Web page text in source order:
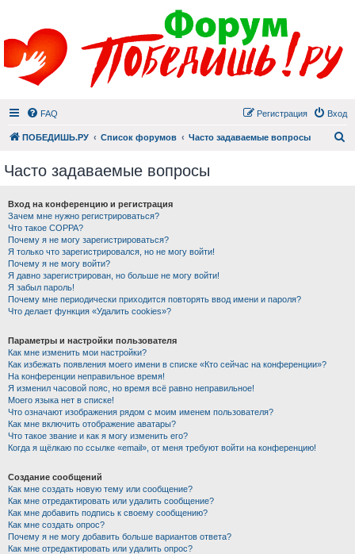
FAQ Вход
Регистрация
ПОБЕДИШЬ.РУ Список форумов Часто задаваемые вопросы
Часто задаваемые вопросы
Вход на конференцию и регистрация
Зачем мне нужно регистрироваться?
Что такое COPPA?
Почему я не могу зарегистрироваться?
Я только что зарегистрировался, но не могу войти!
Почему я не могу войти?
Я давно зарегистрирован, но больше не могу войти!
Я забыл пароль!
Почему мне периодически приходится повторять ввод имени и пароля?
Что делает функция «Удалить cookies»?
Параметры и настройки пользователя
Как мне изменить мои настройки?
Как избежать появления моего имени в списке «Кто сейчас на конференции»?
На конференции неправильное время!
Я изменил часовой пояс, но время всё равно неправильное!
Моего языка нет в списке!
Что означают изображения рядом с моим именем пользователя?
Как мне включить отображение аватары?
Что такое звание и как я могу изменить его?
Когда я щёлкаю по ссылке «email», от меня требуют войти на конференцию!
Создание сообщений
Как мне создать новую тему или сообщение?
Как мне отредактировать или удалить сообщение?
Как мне добавить подпись к своему сообщению?
Как мне создать опрос?
Почему я не могу добавить больше вариантов ответа?
Как мне отредактировать или удалить опрос?